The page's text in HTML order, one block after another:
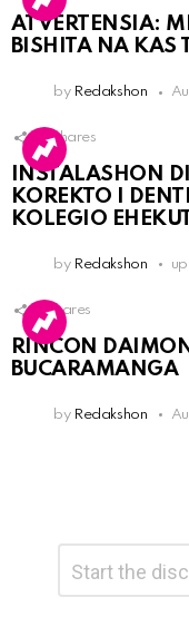
ATVERTENSIA:
BISHITA NA KAS
by Redakshon
13 Shares
INSTALASHON
KOREKTO I
KOLEGIO
by Redakshon
Shares
RINCON
BUCARAMANGA
by Redakshon
Reply